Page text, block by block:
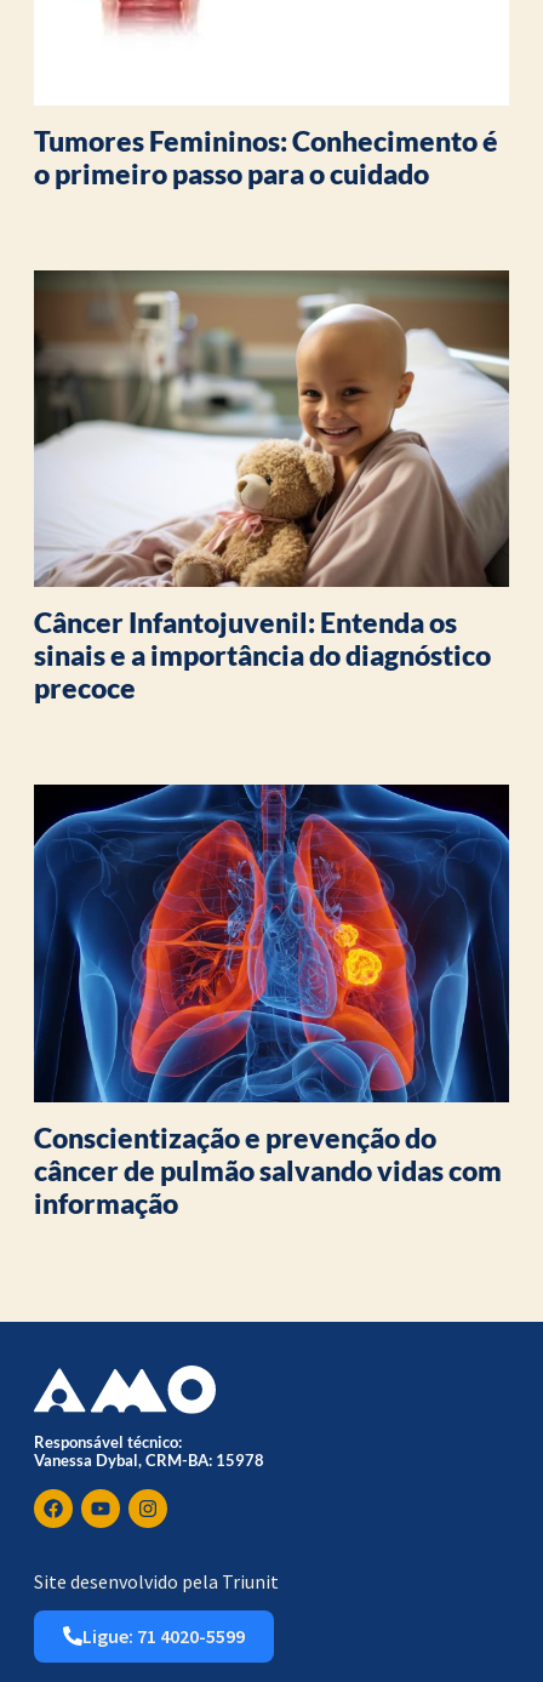
Tumores Femininos: Conhecimento é
o primeiro passo para o cuidado
Câncer Infantojuvenil: Entenda os
sinais e a importância do diagnóstico
precoce
Conscientização e prevenção do
câncer de pulmão salvando vidas com
informação
Responsável técnico:
Vanessa Dybal, CRM-BA: 15978
Site desenvolvido pela Triunit
Ligue: 71 4020-5599